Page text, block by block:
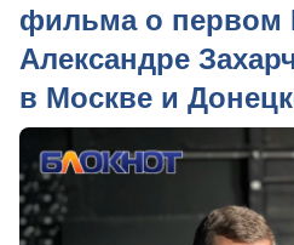
фильма о первом
Александре
в Москве и